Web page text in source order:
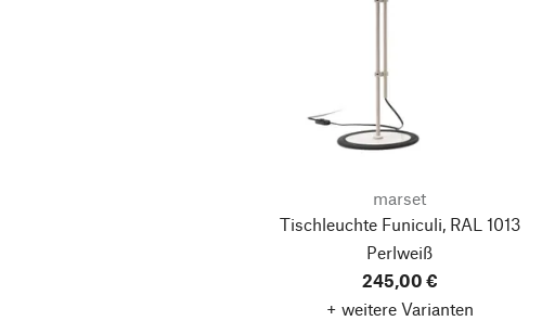
marset
Tischleuchte Funiculi, RAL 1013
Perlweiß
245,00 €
+ weitere Varianten